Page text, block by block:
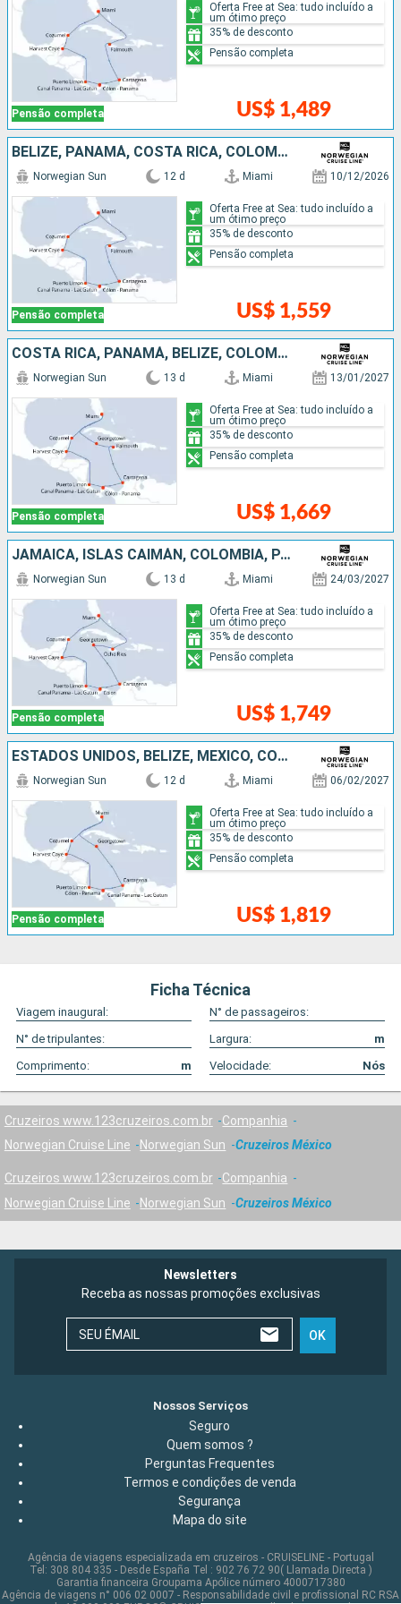
Pensão completa US$ 1,489
Oferta Free at Sea: tudo incluído a
um ótimo preço
35% de desconto
Pensão completa
BELIZE, PANAMÁ, COSTA RICA, COLOMBIA, ESTADOS UNIDOS, JAMAICA, MÉXICO
Pensão completa
Norwegian Sun 12 d Miami 10/12/2026
US$ 1,559
Oferta Free at Sea: tudo incluído a
um ótimo preço
35% de desconto
Pensão completa
COSTA RICA, PANAMÁ, BELIZE, COLOMBIA, ESTADOS UNIDOS, JAMAICA, MÉXICO, ISLAS CAIMÁN
Pensão completa
Norwegian Sun 13 d Miami 13/01/2027
US$ 1,669
Oferta Free at Sea: tudo incluído a
um ótimo preço
35% de desconto
Pensão completa
JAMAICA, ISLAS CAIMÁN, COLOMBIA, PANAMÁ, COSTA RICA, BELIZE, MÉXICO, ESTADOS UNIDOS
Pensão completa
Norwegian Sun 13 d Miami 24/03/2027
US$ 1,749
Oferta Free at Sea: tudo incluído a
um ótimo preço
35% de desconto
Pensão completa
ESTADOS UNIDOS, BELIZE, MÉXICO, COSTA RICA, PANAMÁ, COLOMBIA, ISLAS CAIMÁN
Pensão completa
Norwegian Sun 12 d Miami 06/02/2027
US$ 1,819
Oferta Free at Sea: tudo incluído a
um ótimo preço
35% de desconto
Pensão completa
Ficha Técnica
Viagem inaugural:
N° de passageiros:
N° de tripulantes:
Largura:
m
Comprimento:
m Velocidade: Nós
Cruzeiros www.123cruzeiros.com.br
Companhia
Norwegian Cruise Line
Norwegian Sun Cruzeiros México
Cruzeiros www.123cruzeiros.com.br
Companhia
Norwegian Cruise Line
Norwegian Sun Cruzeiros México
Newsletters
Receba as nossas promoções exclusivas
SEU ÉMAIL OK
Nossos Serviços
Seguro
Quem somos ?
Perguntas Frequentes
Termos e condições de venda
Segurança
Mapa do site
Agência de viagens especializada em cruzeiros - CRUISELINE - Portugal
Tel: 308 804 335 - Desde España Tel : 902 76 72 90( Llamada Directa )
Garantia financeira Groupama Apólice número 4000717380
Agência de viagens n° 006 02 0007 - Responsabilidade civil e profissional RC RSA